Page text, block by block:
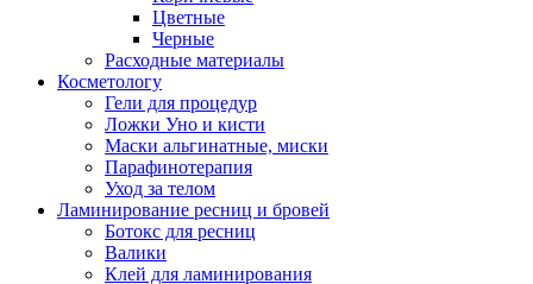
Цветные
Черные
Расходные материалы
Косметологу
Гели для процедур
Ложки Уно и кисти
Маски альгинатные, миски
Парафинотерапия
Уход за телом
Ламинирование ресниц и бровей
Ботокс для ресниц
Валики
Клей для ламинирования